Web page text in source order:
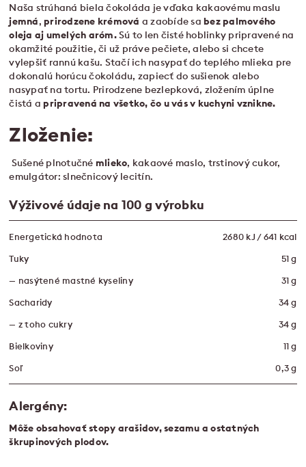
Naša strúhaná biela čokoláda je vďaka kakaovému maslu
jemná,prirodzene krémová a zaobíde sabez palmového
oleja aj umelých aróm.Sú to len čisté hoblinky pripravené na
okamžité použitie, či už práve pečiete, alebo si chcete
vylepšiť rannú kašu. Stačí ich nasypať do teplého mlieka pre
dokonalú horúcu čokoládu, zapiecť do sušienok alebo
nasypať na tortu. Prirodzene bezlepková, zložením úplne
čistá apripravená na všetko, čo u vás v kuchyni vznikne.
Zloženie:
Sušené plnotučné mlieko, kakaové maslo, trstinový cukor,
emulgátor: slnečnicový lecitín.
Výživové údaje na 100 g výrobku
Energetická hodnota
Tuky
— nasýtené mastné kyseliny
Sacharidy
— z toho cukry
Bielkoviny
Soľ
2680 kJ / 641 kcal
51 g
31 g
34 g
34 g
11 g
0,3 g
Alergény:
Môže obsahovať stopy arašidov, sezamu a ostatných
škrupinových plodov.